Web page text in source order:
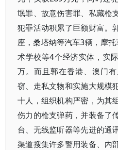
氓罪、故意伤害罪、私藏枪
犯罪活动积累了巨额财富。
座，桑塔纳等汽车3辆，摩
术学校等4个经济实体，实
万。而且郭在香港、澳门
窃、走私文物和实施大规模
十人，组织机构严密，为其
伤力的枪支弹药，并装备了
台、无线监听器等先进的通
渠道搜集许多警用装备、内